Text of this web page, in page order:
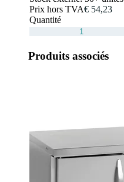
Prix hors TVA€ 54,23
Quantité
Produits associés